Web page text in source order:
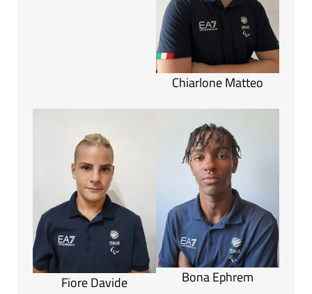
Chiarlone Matteo
Fiore Davide Bona Ephrem